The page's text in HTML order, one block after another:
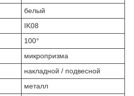
белый
IK08
100°
микропризма
накладной / подвесной
металл